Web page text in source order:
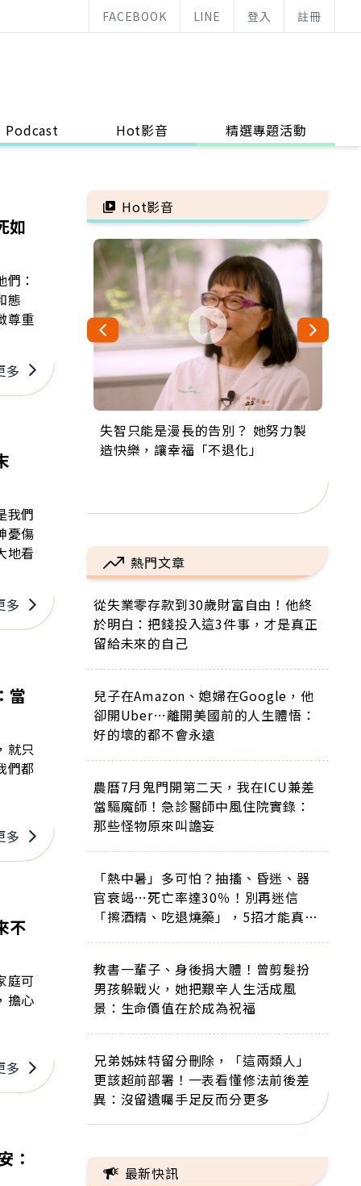
FACEBOOK LINE 登入 註冊
Podcast Hot影音 精選專題活動
如
：
態
尊重
多
我們
憂傷
地看
多
當
就只
們都
多
不
庭可
擔心
多
：
Hot影音
失智只能是漫長的告別？ 她努力製
造快樂，讓幸福「不退化」
來自剛果的巧克力神父 為台灣奉獻
36年 「台灣是我的家，我連作夢都
63歲卸矽谷副總、搬回台灣找快
樂！「蛋黃哥小丑」走進安養院，
104歲打破金氏世界紀錄 成為全球
最年長羽球選手，分享長壽的秘密
事業巔峰他選擇追夢…黑手阿伯拉
小提琴還登上小巨蛋！連CNN都大
熱門文章
從失業零存款到30歲財富自由！他終
於明白：把錢投入這3件事，才是真正
留給未來的自己
兒子在Amazon、媳婦在Google，他
卻開Uber…離開美國前的人生體悟：
好的壞的都不會永遠
農曆7月鬼門開第二天，我在ICU兼差
當驅魔師！急診醫師中風住院實錄：
那些怪物原來叫譫妄
「熱中暑」多可怕？抽搐、昏迷、器
官衰竭…死亡率達30％！別再迷信
「擦酒精、吃退燒藥」，5招才能真救
教書一輩子、身後捐大體！曾剪髮扮
男孩躲戰火，她把艱辛人生活成風
景：生命價值在於成為祝福
兄弟姊妹特留分刪除，「這兩類人」
更該超前部署！一表看懂修法前後差
異：沒留遺囑手足反而分更多
最新快訊